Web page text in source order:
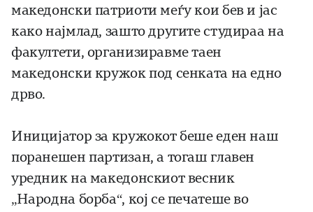
македонски патриоти меѓу кои бев и јас
како најмлад, зашто другите студираа на
факултети, организиравме таен
македонски кружок под сенката на едно
дрво.
Иницијатор за кружокот беше еден наш
поранешен партизан, а тогаш главен
уредник на македонскиот весник
„Народна борба“, кој се печатеше во